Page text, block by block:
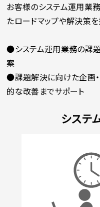
お客様のシステム運用業
たロードマップや解決策
●システム運用業務の課
案
●課題解決に向けた企画
的な改善までサポート
システ